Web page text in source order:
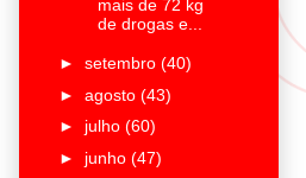
mais de 72 kg
de drogas e...
► setembro (40)
► agosto (43)
► julho (60)
► junho (47)